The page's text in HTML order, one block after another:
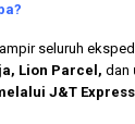
seluruh
Lion Parcel, dan
J&T Express